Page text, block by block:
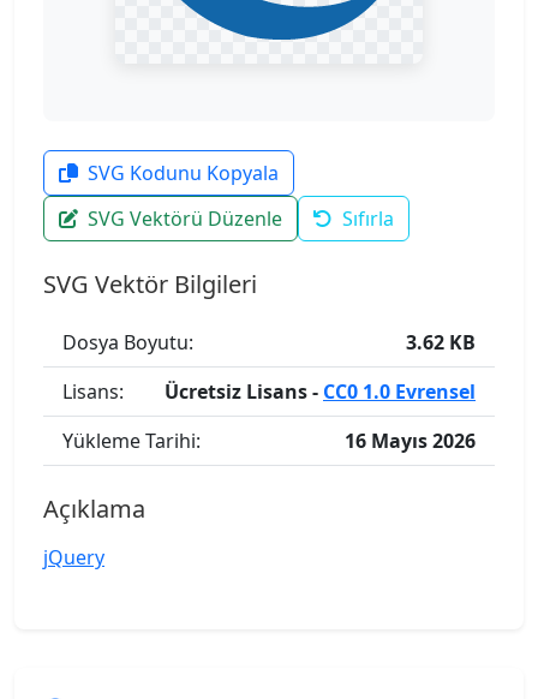
SVG Kodunu Kopyala
SVG Vektörü Düzenle
Sıfırla
SVG Vektör Bilgileri
Dosya Boyutu:
3.62 KB
Lisans:
Ücretsiz Lisans - CC0 1.0 Evrensel
Yükleme Tarihi:
16 Mayıs 2026
Açıklama
jQuery